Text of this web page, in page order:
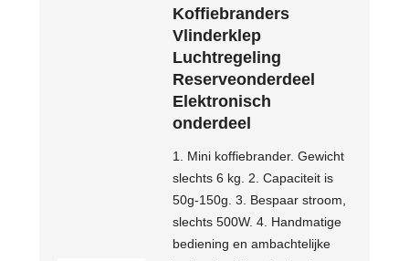
Koffiebranders
Vlinderklep
Luchtregeling
Reserveonderdeel
Elektronisch
onderdeel
1. Mini koffiebrander. Gewicht
slechts 6 kg. 2. Capaciteit is
50g-150g. 3. Bespaar stroom,
slechts 500W. 4. Handmatige
bediening en ambachtelijke